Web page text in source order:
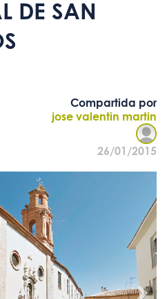
DE SAN
Compartida por
jose valentin martin
26/01/2015